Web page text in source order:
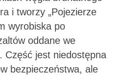
i tworzy „Pojezierze
wyrobiska po
oddane we
Część jest niedostępna
bezpieczeństwa, ale